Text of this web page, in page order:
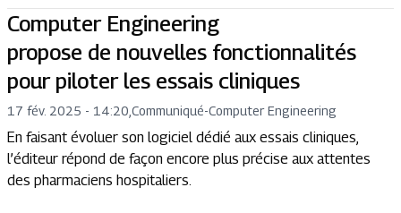
Computer Engineering
propose de nouvelles fonctionnalités
pour piloter les essais cliniques
17 fév. 2025 - 14:20 Communiqué-Computer Engineering
En faisant évoluer son logiciel dédié aux essais cliniques,
l’éditeur répond de façon encore plus précise aux attentes
des pharmaciens hospitaliers.